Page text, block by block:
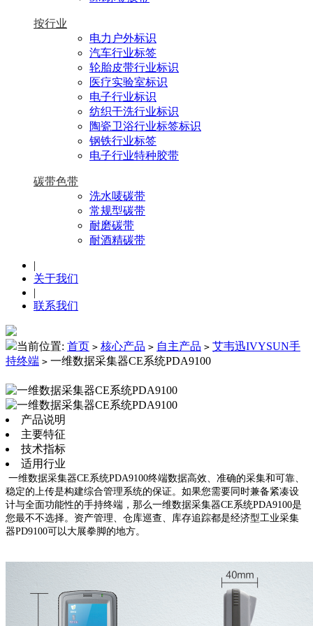
按行业
电力户外标识
汽车行业标签
轮胎皮带行业标识
医疗实验室标识
电子行业标识
纺织干洗行业标识
陶瓷卫浴行业标签标识
钢铁行业标签
电子行业特种胶带
碳带色带
洗水唛碳带
常规型碳带
耐磨碳带
耐酒精碳带
|
关于我们
|
联系我们
当前位置: 首页 > 核心产品 > 自主产品 > 艾韦迅IVYSUN手
持终端 > 一维数据采集器CE系统PDA9100
产品说明
主要特征
技术指标
适用行业
一维数据采集器CE系统PDA9100终端数据高效、准确的采集和可靠、
稳定的上传是构建综合管理系统的保证。如果您需要同时兼备紧凑设
计与全面功能性的手持终端，那么一维数据采集器CE系统PDA9100是
您最不不选择。资产管理、仓库巡查、库存追踪都是经济型工业采集
器PD9100可以大展拳脚的地方。